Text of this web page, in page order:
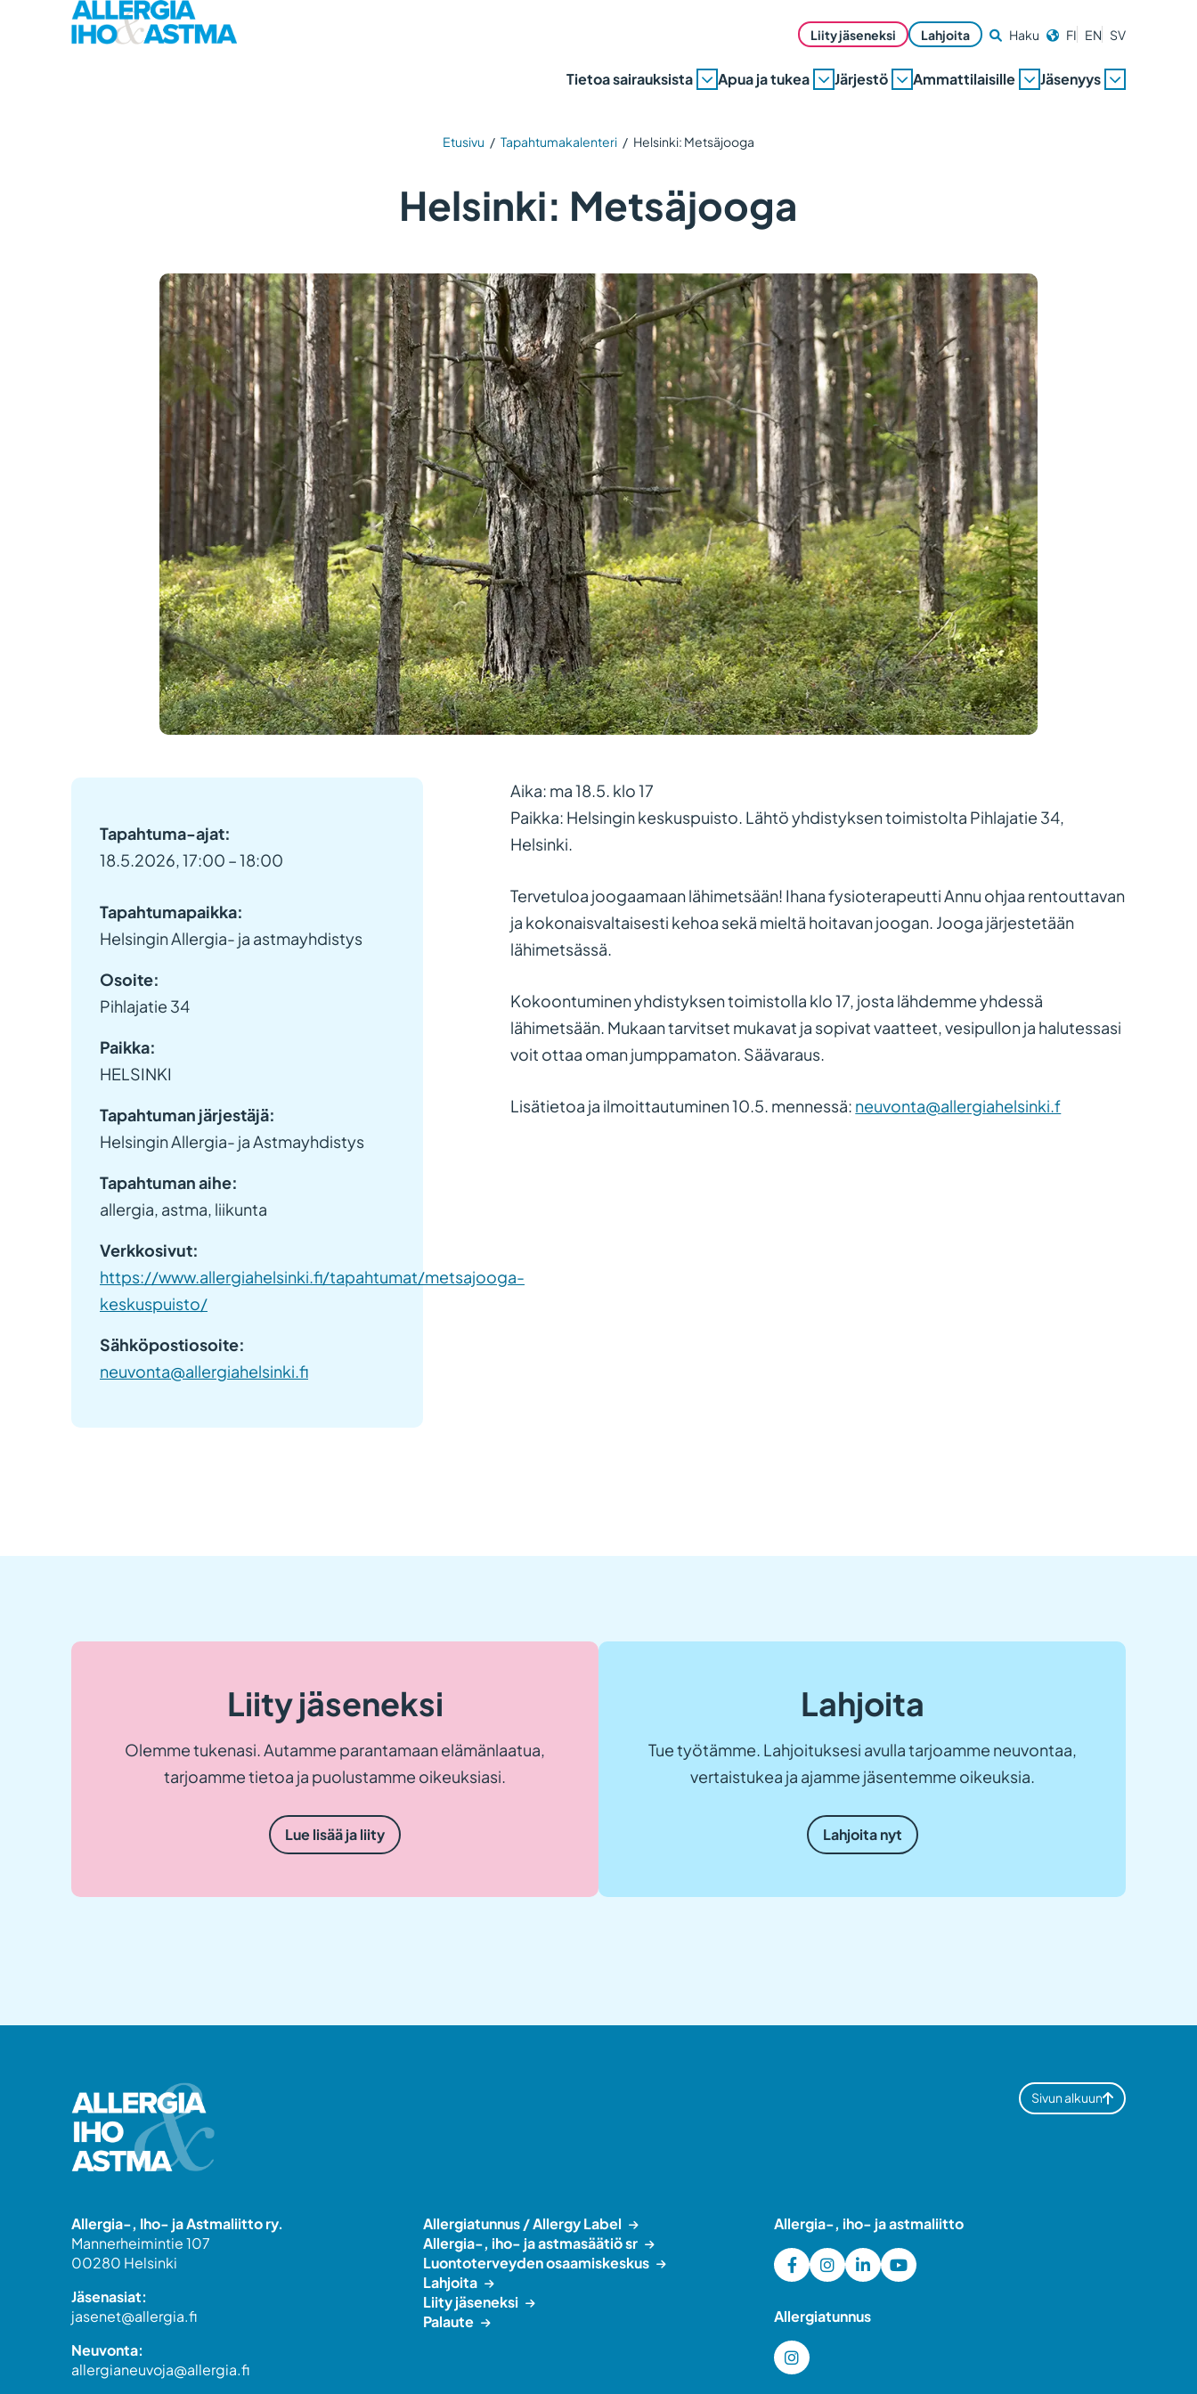
Liity jäseneksi Lahjoita Haku FI EN SV
Tietoa sairauksista Apua ja tukea Järjestö Ammattilaisille Jäsenyys
Etusivu / Tapahtumakalenteri / Helsinki: Metsäjooga
Helsinki: Metsäjooga
Tapahtuma-ajat:
18.5.2026, 17:00 – 18:00
Tapahtumapaikka:
Helsingin Allergia- ja astmayhdistys
Osoite:
Pihlajatie 34
Paikka:
HELSINKI
Tapahtuman järjestäjä:
Helsingin Allergia- ja Astmayhdistys
Tapahtuman aihe:
allergia, astma, liikunta
Verkkosivut:
https://www.allergiahelsinki.fi/tapahtumat/metsajooga-
keskuspuisto/
Sähköpostiosoite:
neuvonta@allergiahelsinki.fi
Aika: ma 18.5. klo 17
Paikka: Helsingin keskuspuisto. Lähtö yhdistyksen toimistolta Pihlajatie 34,
Helsinki.
Tervetuloa joogaamaan lähimetsään! Ihana fysioterapeutti Annu ohjaa rentouttavan
ja kokonaisvaltaisesti kehoa sekä mieltä hoitavan joogan. Jooga järjestetään
lähimetsässä.
Kokoontuminen yhdistyksen toimistolla klo 17, josta lähdemme yhdessä
lähimetsään. Mukaan tarvitset mukavat ja sopivat vaatteet, vesipullon ja halutessasi
voit ottaa oman jumppamaton. Säävaraus.
Lisätietoa ja ilmoittautuminen 10.5. mennessä: neuvonta@allergiahelsinki.f
Liity jäseneksi
Olemme tukenasi. Autamme parantamaan elämänlaatua,
tarjoamme tietoa ja puolustamme oikeuksiasi.
Lue lisää ja liity
Lahjoita
Tue työtämme. Lahjoituksesi avulla tarjoamme neuvontaa,
vertaistukea ja ajamme jäsentemme oikeuksia.
Lahjoita nyt
Sivun alkuun
Allergia-, Iho- ja Astmaliitto ry.
Mannerheimintie 107
00280 Helsinki
Jäsenasiat:
jasenet@allergia.fi
Neuvonta:
allergianeuvoja@allergia.fi
Allergiatunnus / Allergy Label
Allergia-, iho- ja astmasäätiö sr
Luontoterveyden osaamiskeskus
Lahjoita
Liity jäseneksi
Palaute
Allergia-, iho- ja astmaliitto
Allergiatunnus